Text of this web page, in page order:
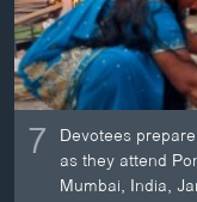
7 Devotees
as they attend
Mumbai, India,